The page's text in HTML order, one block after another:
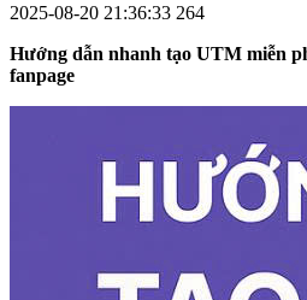
2025-08-20 21:36:33 264
Hướng dẫn nhanh tạo UTM miễn
fanpage